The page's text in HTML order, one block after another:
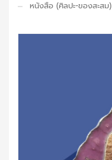
หนังสือ (ศิลปะ-ของสะสม)